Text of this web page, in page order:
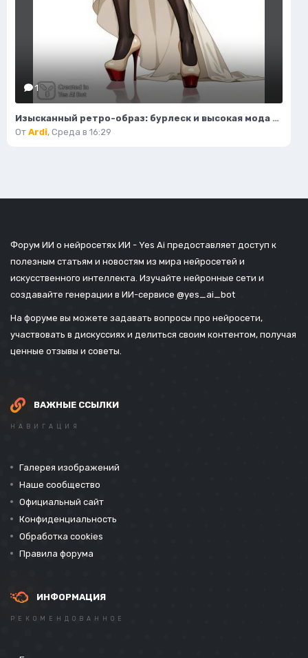
1
Изысканный ретро-образ: бурлеск и высокая мода в деталях. Картинка из нейросети Flux
От Ardi, Среда в 16:29
Форум ИИ о нейросетях ИИ - Yes Ai предоставляет доступ к
полезным статьям и новостям из мира нейросетей и
искусственного интеллекта. Изучайте нейронные сети и
создавайте генерации в ИИ-сервисе @yes_ai_bot
На форуме вы можете задавать вопросы про нейросети,
участвовать в дискуссиях и делиться своим контентом, получая
ценные отзывы и советы.
ВАЖНЫЕ ССЫЛКИ
НАВИГАЦИЯ
Галерея изображений
Наше сообщество
Официальный сайт
Конфиденциальность
Обработка cookies
Правила форума
ИНФОРМАЦИЯ
РЕКОМЕНДОВАННОЕ